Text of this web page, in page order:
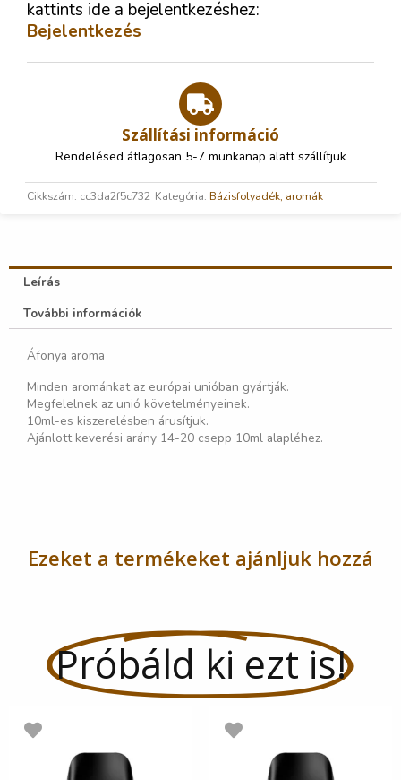
kattints ide a bejelentkezéshez:
Bejelentkezés
Szállítási információ
Rendelésed átlagosan 5-7 munkanap alatt szállítjuk
Cikkszám: cc3da2f5c732 Kategória: Bázisfolyadék, aromák
Leírás
További információk
Áfonya aroma
Minden arománkat az európai unióban gyártják.
Megfelelnek az unió követelményeinek.
10ml-es kiszerelésben árusítjuk.
Ajánlott keverési arány 14-20 csepp 10ml alapléhez.
Ezeket a termékeket ajánljuk hozzá
Próbáld ki ezt is!